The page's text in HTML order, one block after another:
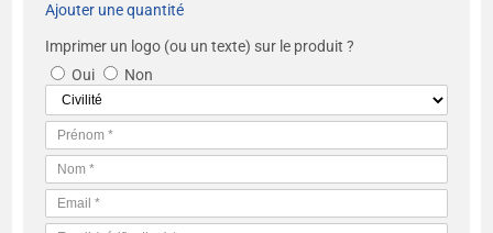
Ajouter une quantité
Imprimer un logo (ou un texte) sur le produit ?
Oui
Non